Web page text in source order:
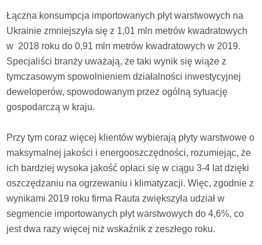
Łączna konsumpcja importowanych płyt warstwowych na
Ukrainie zmniejszyła się z 1,01 mln metrów kwadratowych
w 2018 roku do 0,91 mln metrów kwadratowych w 2019.
Specjaliści branży uważają, że taki wynik się wiąże z
tymczasowym spowolnieniem działalności inwestycyjnej
deweloperów, spowodowanym przez ogólną sytuację
gospodarczą w kraju.
Przy tym coraz więcej klientów wybierają płyty warstwowe o
maksymalnej jakości i energooszczędności, rozumiejąc, że
ich bardziej wysoka jakość opłaci się w ciągu 3-4 lat dzięki
oszczędzaniu na ogrzewaniu i klimatyzacji. Więc, zgodnie z
wynikami 2019 roku firma Rauta zwiększyła udział w
segmencie importowanych płyt warstwowych do 4,6%, co
jest dwa razy więcej niż wskaźnik z zeszłego roku.